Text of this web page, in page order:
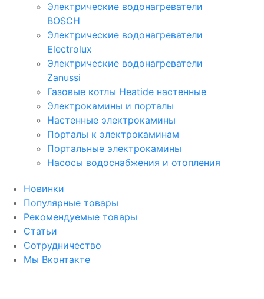
Электрические водонагреватели
BOSCH
Электрические водонагреватели
Electrolux
Электрические водонагреватели
Zanussi
Газовые котлы Heatide настенные
Электрокамины и порталы
Настенные электрокамины
Порталы к электрокаминам
Портальные электрокамины
Насосы водоснабжения и отопления
Новинки
Популярные товары
Рекомендуемые товары
Статьи
Сотрудничество
Мы Вконтакте